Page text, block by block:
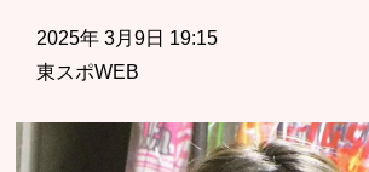
2025年 3月9日 19:15
東スポWEB